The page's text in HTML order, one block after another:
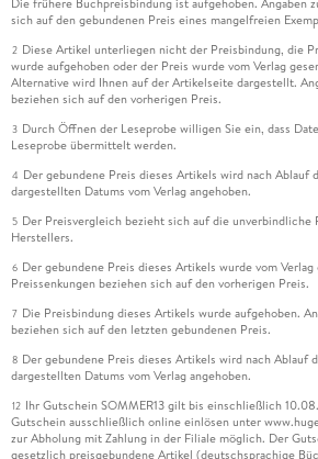
sich auf den gebundenen Preis eines mangelfreien
2 Diese Artikel unterliegen nicht der Preisbindung, die
wurde aufgehoben oder der Preis wurde vom Verlag
Alternative wird Ihnen auf der Artikelseite dargestellt.
beziehen sich auf den vorherigen Preis.
3 Durch Öffnen der Leseprobe willigen Sie ein, dass
Leseprobe übermittelt werden.
4 Der gebundene Preis dieses Artikels wird nach Ablauf
dargestellten Datums vom Verlag angehoben.
5 Der Preisvergleich bezieht sich auf die unverbindliche
Herstellers.
6 Der gebundene Preis dieses Artikels wurde vom Verlag
Preissenkungen beziehen sich auf den vorherigen Preis.
7 Die Preisbindung dieses Artikels wurde aufgehoben.
beziehen sich auf den letzten gebundenen Preis.
8 Der gebundene Preis dieses Artikels wird nach Ablauf
dargestellten Datums vom Verlag angehoben.
12 Ihr Gutschein SOMMER13 gilt bis einschließlich
Gutschein ausschließlich online einlösen unter
zur Abholung mit Zahlung in der Filiale möglich. Der
gesetzlich preisgebundene Artikel (deutschsprachige